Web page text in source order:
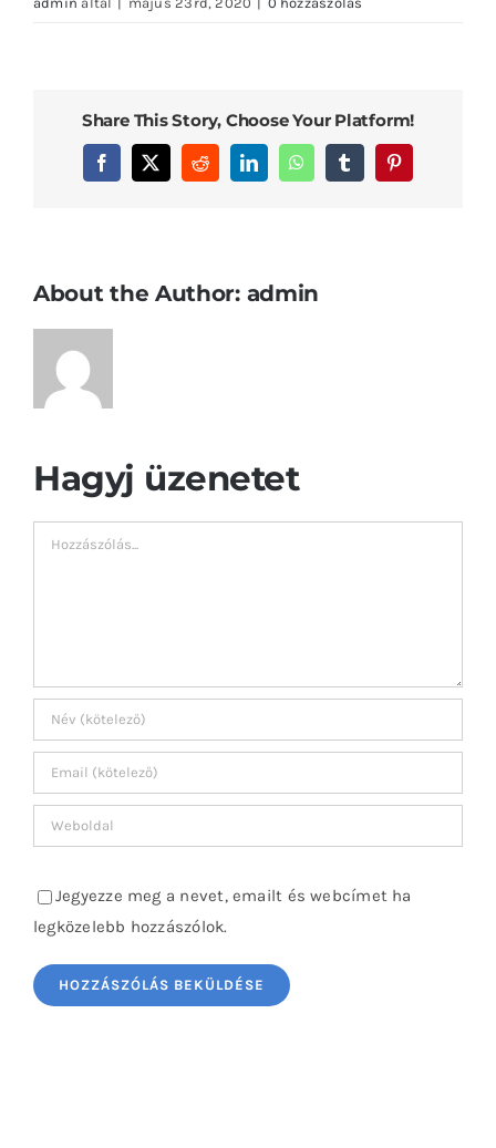
Share This Story, Choose Your Platform!
Facebook
X RedditLinkedInWhatsAppTumblrPinterest
About the Author: admin
Hagyj üzenetet
Hozzászólás
Jegyezze meg a nevet, emailt és webcímet ha
legközelebb hozzászólok.